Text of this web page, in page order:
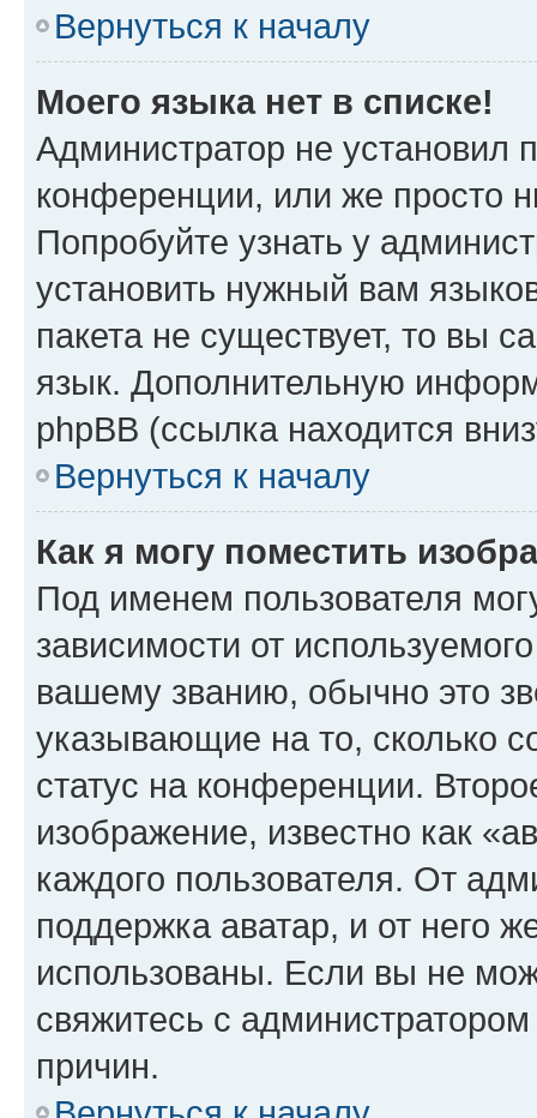
Вернуться к началу
Моего языка нет в списке!
Администратор не установил
конференции, или же просто
Попробуйте узнать у
установить нужный вам
пакета не существует, то вы
язык. Дополнительную
phpBB (ссылка находится
Вернуться к началу
Как я могу поместить
Под именем пользователя
зависимости от
вашему званию, обычно это
указывающие на то, сколько
статус на конференции.
изображение, известно как
каждого пользователя. От
поддержка аватар, и от него
использованы. Если вы не
свяжитесь с
причин.